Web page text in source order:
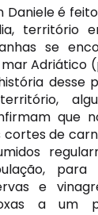
Danieleé
território
se
Adriático
desse
que
cortes de
para
e
a um